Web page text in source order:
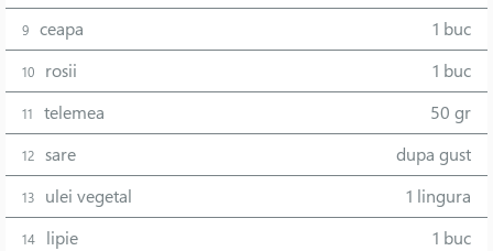
9 ceapa 1 buc
10 rosii 1 buc
11 telemea 50 gr
12 sare dupa gust
13 ulei vegetal 1 lingura
14 lipie 1 buc